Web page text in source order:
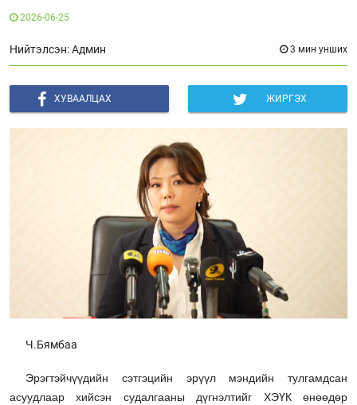
2026-06-25
Нийтэлсэн: Админ 3 мин унших
ХУВААЛЦАХ ЖИРГЭХ
Ч.Бямбаа
Эрэгтэйчүүдийн сэтгэцийн эрүүл мэндийн тулгамдсан
асуудлаар хийсэн судалгааны дүгнэлтийг ХЭҮК өнөөдөр